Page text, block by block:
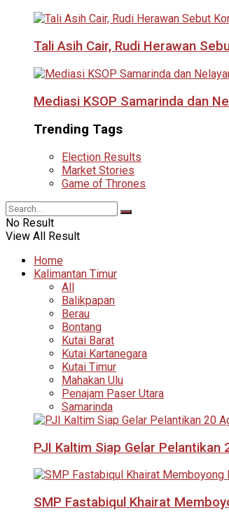
Tali Asih Cair, Rudi Herawan
Mediasi KSOP Samarinda dan
Trending Tags
Election Results
Market Stories
Game of Thrones
No Result
View All Result
Home
Kalimantan Timur
All
Balikpapan
Berau
Bontang
Kutai Barat
Kutai Kartanegara
Kutai Timur
Mahakan Ulu
Penajam Paser Utara
Samarinda
PJI Kaltim Siap Gelar Pelantikan
SMP Fastabiqul Khairat